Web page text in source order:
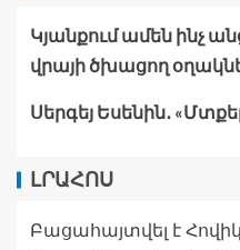
Կյանքում ամեն ինչ
վրայի ծխացող
Սերգեյ Եսենին․
ԼՐԱՀՈՍ
Բացահայտվել է